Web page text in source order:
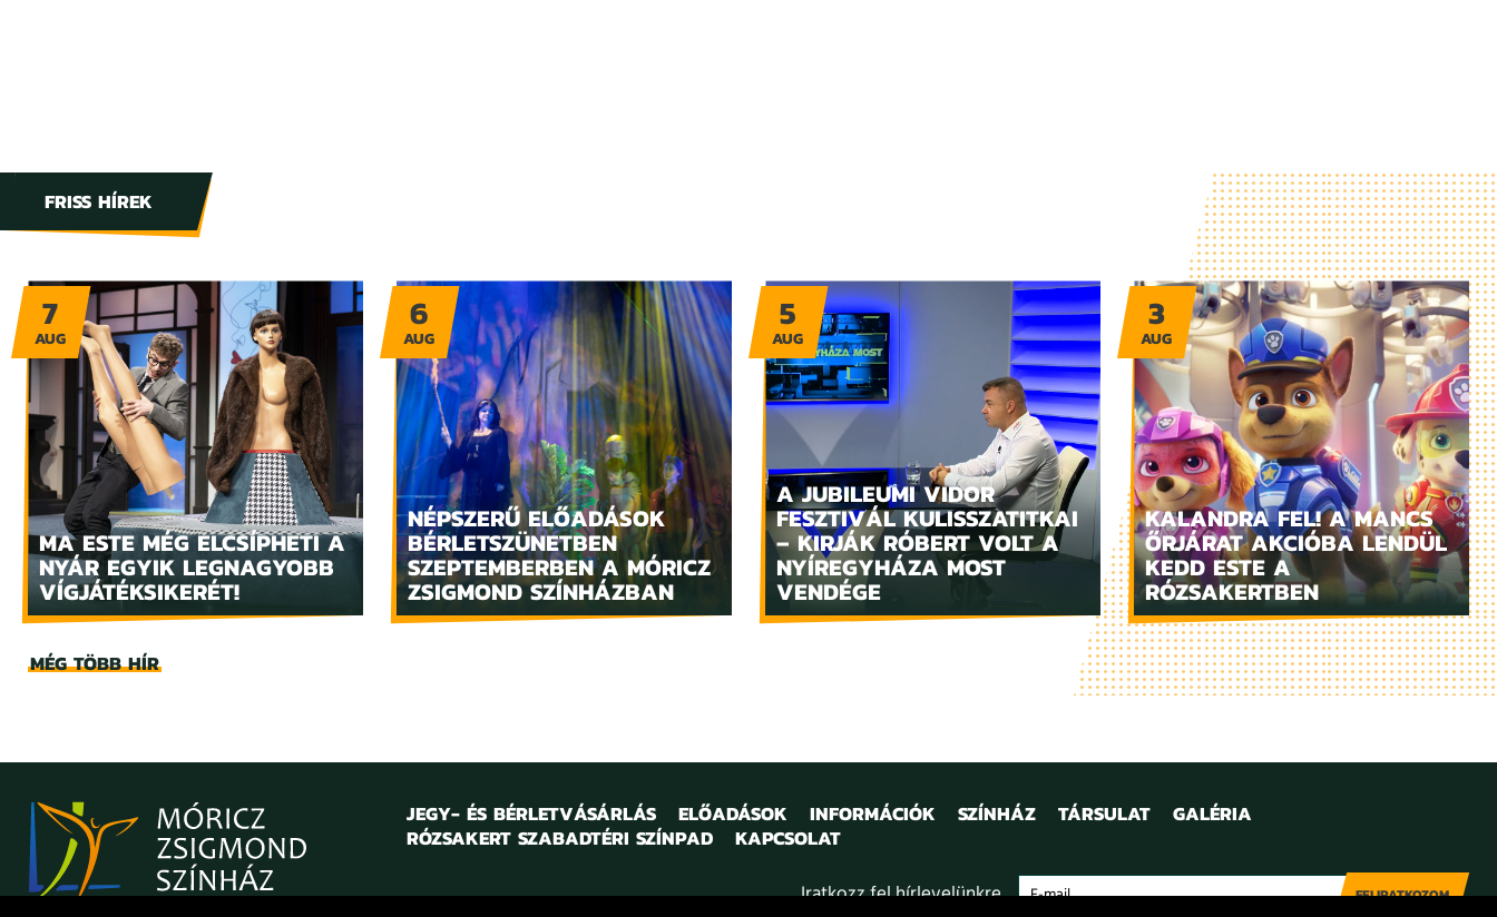
FRISS HÍREK
MA ESTE MÉG ELCSÍPHETI A
NYÁR EGYIK LEGNAGYOBB
VÍGJÁTÉKSIKERÉT!
7
AUG
NÉPSZERŰ ELŐADÁSOK
BÉRLETSZÜNETBEN
SZEPTEMBERBEN A MÓRICZ
ZSIGMOND SZÍNHÁZBAN
6
AUG
A JUBILEUMI VIDOR
FESZTIVÁL KULISSZATITKAI
– KIRJÁK RÓBERT VOLT A
NYÍREGYHÁZA MOST
VENDÉGE
5
AUG
KALANDRA FEL! A MANCS
ŐRJÁRAT AKCIÓBA LENDÜL
KEDD ESTE A
RÓZSAKERTBEN
3
AUG
MÉG TÖBB HÍR
JEGY- ÉS BÉRLETVÁSÁRLÁS ELŐADÁSOK INFORMÁCIÓK SZÍNHÁZ TÁRSULAT
GALÉRIA
RÓZSAKERT SZABADTÉRI SZÍNPAD
KAPCSOLAT
Iratkozz fel hírlevelünkre FELIRATKOZOM